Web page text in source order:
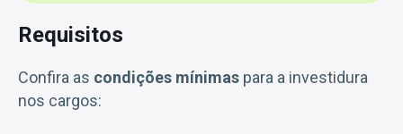
Requisitos
Confira as condições mínimas para a investidura
nos cargos: